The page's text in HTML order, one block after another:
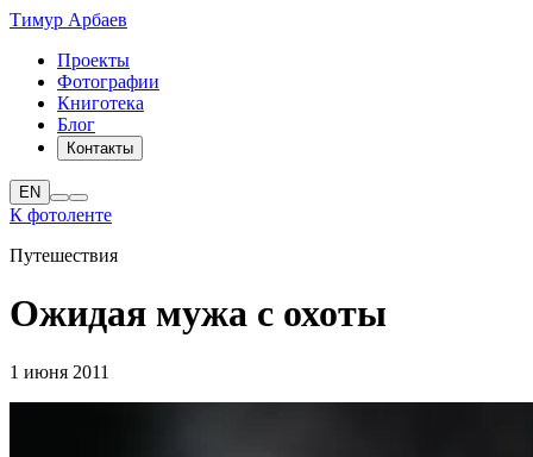
Тимур Арбаев
Проекты
Фотографии
Книготека
Блог
Контакты
EN
К фотоленте
Путешествия
Ожидая мужа с охоты
1 июня 2011